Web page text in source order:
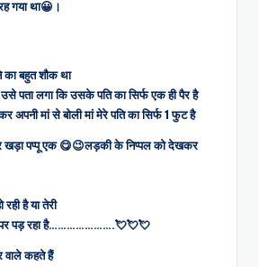
गया था😀।
का बहुत शौक था
पता लगा कि उसके पति का सिर्फ एक ही पैर है
अपनी मां से बोली मां मेरे पति का सिर्फ 1 फुट है
खड़ा पप्पू एक 😋😉लड़की के निप्पल को देखकर
है या तेरी
पर पड़ रहा है………………….💘💘💘
कहते हैं